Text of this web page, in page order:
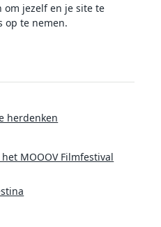
om jezelf en je site te
op te nemen.
herdenken
MOOOV Filmfestival